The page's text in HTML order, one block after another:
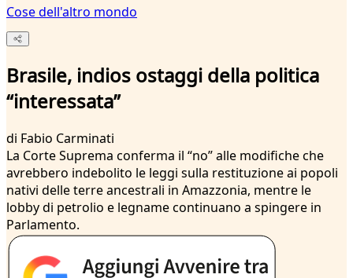
Cose dell'altro mondo
Brasile, indios ostaggi della politica
“interessata”
di Fabio Carminati
La Corte Suprema conferma il “no” alle modifiche che
avrebbero indebolito le leggi sulla restituzione ai popoli
nativi delle terre ancestrali in Amazzonia, mentre le
lobby di petrolio e legname continuano a spingere in
Parlamento.